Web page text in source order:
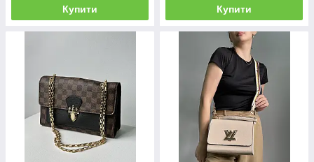
Купити Купити